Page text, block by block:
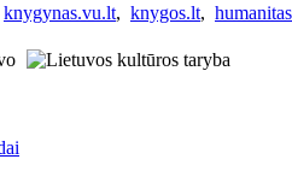
knygynas.vu.lt, knygos.lt,